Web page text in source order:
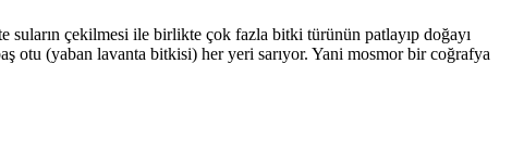
çekilmesi ile birlikte çok fazla bitki türünün patlayıp doğayı
otu (yaban lavanta bitkisi) her yeri sarıyor. Yani mosmor bir coğrafya